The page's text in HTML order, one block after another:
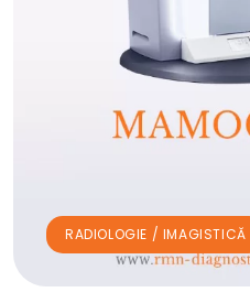
RADIOLOGIE / IMAGISTICĂ